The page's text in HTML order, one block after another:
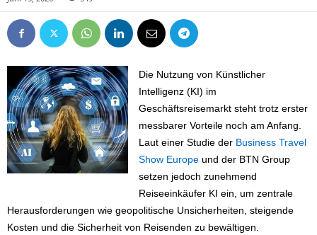
Die Nutzung von Künstlicher
Intelligenz (KI) im
Geschäftsreisemarkt steht trotz erster
messbarer Vorteile noch am Anfang.
Laut einer Studie der Business Travel
Show Europe und der BTN Group
setzen jedoch zunehmend
Reiseeinkäufer KI ein, um zentrale
Herausforderungen wie geopolitische Unsicherheiten, steigende
Kosten und die Sicherheit von Reisenden zu bewältigen.